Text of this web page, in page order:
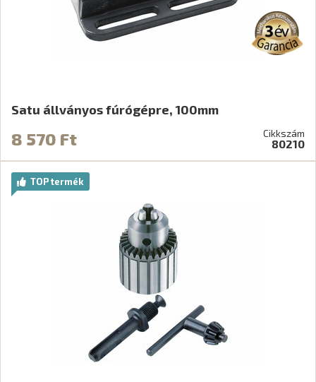
Satu állványos fúrógépre, 100mm
8 570 Ft Cikkszám
80210
TOP termék